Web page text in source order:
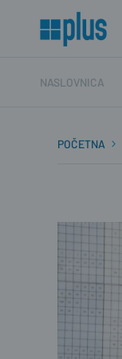
NASLOVNICA
POČETNA